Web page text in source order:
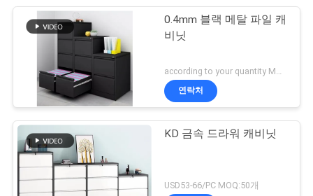
0.4mm 블랙 메탈 파일 캐
비닛
according to your quantity MOQ:50개
연락처
KD 금속 드라워 캐비닛
USD53-66/PC MOQ:50개